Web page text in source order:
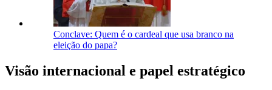
Conclave: Quem é o cardeal que usa branco na
eleição do papa?
Visão internacional e papel estratégico